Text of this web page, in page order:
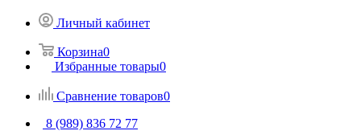
Личный кабинет
Корзина0
Избранные товары0
Сравнение товаров0
8 (989) 836 72 77